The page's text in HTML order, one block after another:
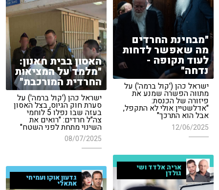
האסון בבית חאנון:
"מלמד על המציאות
החרדית המורכבת"
ישראל כהן ('קול ברמה') על
סערת חוק הגיוס, בצל האסון
בעזה שבו נפלו 5 לוחמי
צה"ל חרדים: "רואים את
השינוי מתחת לפני השטח"
08/07/2025
"מבחינת החרדים
מה שאפשר לדחות
לעוד תקופה -
נדחה"
ישראל כהן ('קול ברמה') על
מתווה הפשרה שמנע את
פיזורה של הכנסת:
"אדלשטיין אולי לא התקפל,
אבל הוא התרכך"
12/06/2025
אריה אלדד ושי
גולדן גדעון אוקו ועמיחי
אתאלי